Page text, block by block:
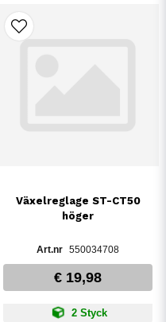
Växelreglage ST-CT50
höger
550034708
€ 19,98
2 Styck